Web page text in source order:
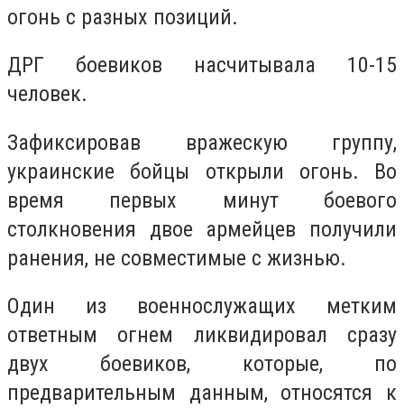
огонь с разных позиций.
ДРГ боевиков насчитывала 10-15
человек.
Зафиксировав вражескую группу,
украинские бойцы открыли огонь. Во
время первых минут боевого
столкновения двое армейцев получили
ранения, не совместимые с жизнью.
Один из военнослужащих метким
ответным огнем ликвидировал сразу
двух боевиков, которые, по
предварительным данным, относятся к